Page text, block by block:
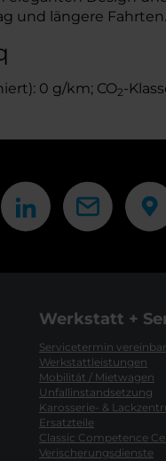
und längere Fahrten.
0 g/km; CO2-
Werkstatt +
Servicetermin
Werkstattleistungen
Mobilität / Mietwagen
Unfallinstandsetzung
Karosserie- &
Ersatzteile
Classic Competence
Verischerungsdienste